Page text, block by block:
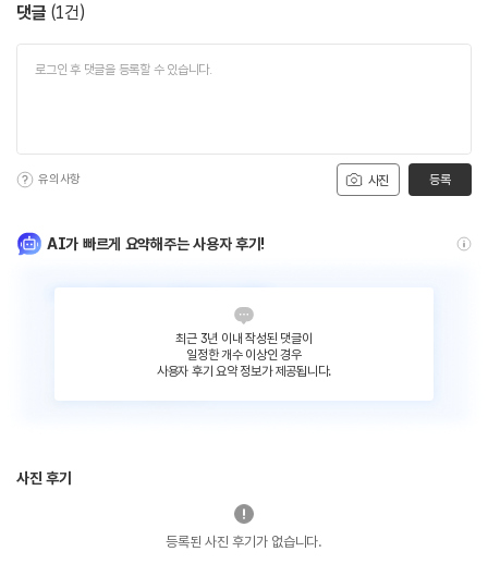
댓글 (1건)
사진
유의사항 등록
AI가 빠르게 요약해주는 사용자 후기!
최근 3년 이내 작성된 댓글이
일정한 개수 이상인 경우
사용자 후기 요약 정보가 제공됩니다.
사진 후기
등록된 사진 후기가 없습니다.